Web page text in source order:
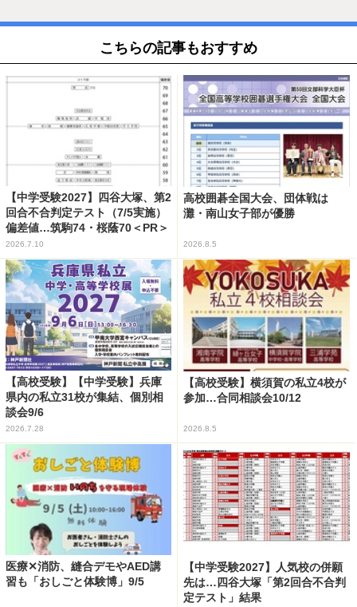
こちらの記事もおすすめ
【中学受験2027】四谷大塚、第2
回合不合判定テスト（7/5実施）
偏差値…筑駒74・桜蔭70＜PR＞
2026.7.10
高校囲碁全国大会、団体戦は
灘・南山女子部が優勝
2026.8.5
【高校受験】【中学受験】兵庫
県内の私立31校が集結、個別相
談会9/6
2026.7.28
【高校受験】横須賀の私立4校が
参加…合同相談会10/12
2026.8.5
医療✕消防、縫合デモやAED講
習も「おしごと体験博」9/5
【中学受験2027】人気校の併願
先は…四谷大塚「第2回合不合判
定テスト」結果